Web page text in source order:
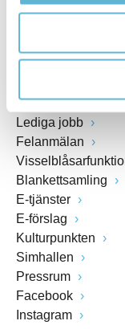
Öppettider växel
Anslagstavla
Lediga jobb
Felanmälan
Blankettsamling
E-tjänster
E-förslag
Kulturpunkten
Simhallen
Pressrum
Facebook
Instagram